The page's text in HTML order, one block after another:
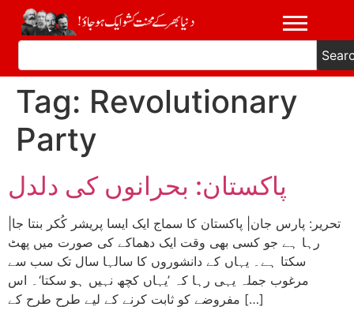
Tag: Revolutionary
Party
پاکستان: بحرانوں کی دلدل
رہا ہے جو کسی بھی وقت ایک دھماکے کی صورت میں پھٹ
سکتا ہے۔ یہاں کے دانشوروں کا سالہا سال تک سب سے
مرغوب جملہ یہی رہا کہ ’یہاں کچھ نہیں ہو سکتا‘۔ اس
مفروضے کو ثابت کرنے کے لیے طرح طرح کے […]